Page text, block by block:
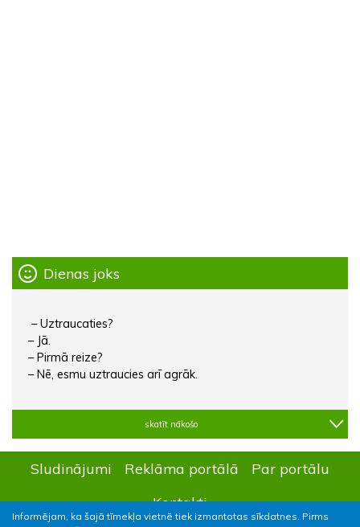
Informējam, ka šajā tīmekļa vietnē tiek izmantotas sīkdatnes. Pirms
Dienas joks
– Uztraucaties?
– Jā.
– Pirmā reize?
– Nē, esmu uztraucies arī agrāk.
skatīt nākošo
Sludinājumi Reklāma portālā
Par portālu
Kontakti